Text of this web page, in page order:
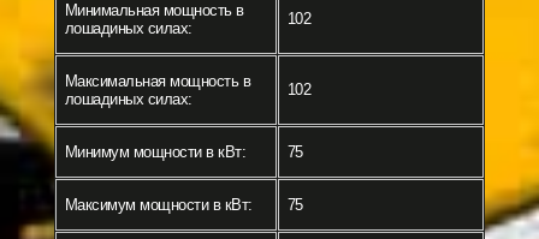
Минимальная мощность в
лошадиных силах:
102
Максимальная мощность в
лошадиных силах:
102
Минимум мощности в кВт: 75
Максимум мощности в кВт: 75